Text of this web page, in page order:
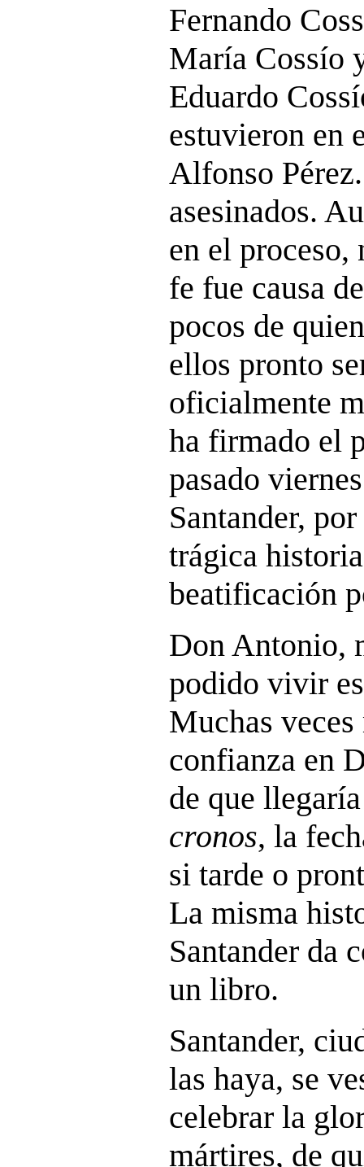
Fernando
María Cossío
Eduardo
estuvieron en
Alfonso
asesinados.
en el proceso,
fe fue causa
pocos de
ellos pronto
oficialmente
ha firmado el
pasado
Santander,
trágica
beatificación
Don Antonio,
podido vivir
Muchas
confianza en
de que
cronos, la
si tarde o
La misma
Santander da
un libro.
Santander,
las haya, se
celebrar la
mártires, de